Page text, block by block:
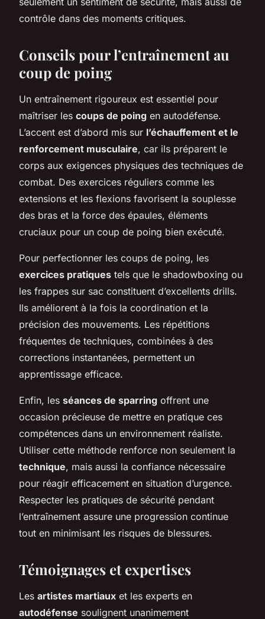
contrôle dans des moments critiques.
Conseils pour l’entraînement au
coup de poing
Un entraînement rigoureux est essentiel pour
maîtriser les coups de poing en autodéfense.
L’accent est d’abord mis sur l’échauffement et le
renforcement musculaire, car ils préparent le
corps aux exigences physiques des techniques de
combat. Des exercices réguliers comme les
extensions et les flexions favorisent la souplesse
des bras et la force des épaules, éléments
cruciaux pour un coup de poing bien exécuté.
Pour perfectionner les coups de poing, les
exercices pratiques tels que le shadowboxing ou
les frappes sur sac constituent d’excellents drills.
Ils améliorent à la fois la coordination et la
précision des mouvements. Les répétitions
fréquentes de techniques, combinées à des
corrections instantanées, permettent un
apprentissage efficace.
Enfin, les séances de sparring offrent une
occasion précieuse de mettre en pratique ces
compétences dans un environnement réaliste.
Utiliser cette méthode renforce non seulement la
technique, mais aussi la confiance nécessaire
pour réagir efficacement en situation d’urgence.
Respecter les pratiques de sécurité pendant
l’entraînement assure une progression continue
tout en minimisant les risques de blessures.
Témoignages et expertises
Les artistes martiaux et les experts en
autodéfense soulignent unanimement